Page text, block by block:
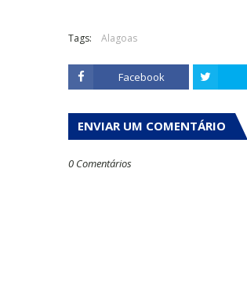
Tags: Alagoas
Facebook
ENVIAR UM COMENTÁRIO
0 Comentários